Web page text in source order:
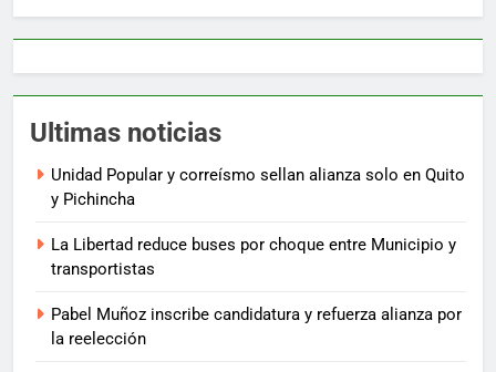
Ultimas noticias
Unidad Popular y correísmo sellan alianza solo en Quito
y Pichincha
La Libertad reduce buses por choque entre Municipio y
transportistas
Pabel Muñoz inscribe candidatura y refuerza alianza por
la reelección